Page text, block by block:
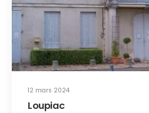
12 mars 2024
Loupiac